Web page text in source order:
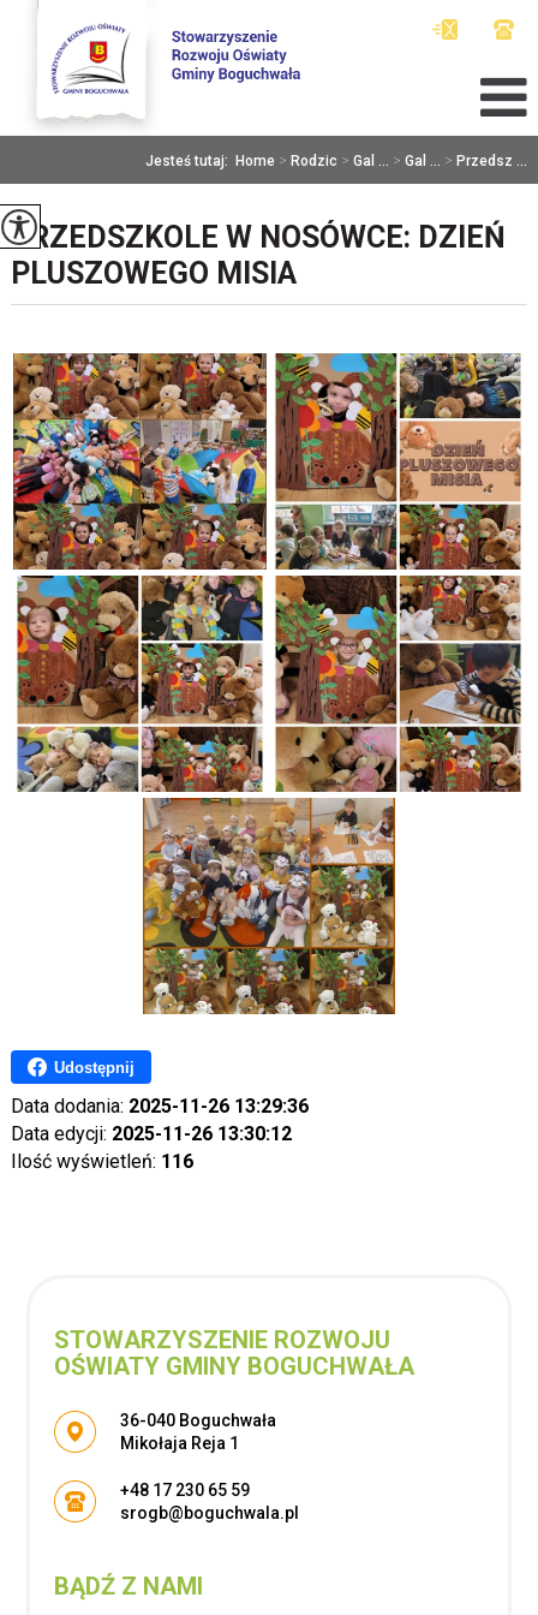
Jesteś tutaj: Home > Rodzic > Gal ... > Gal ... > Przedsz ...
PRZEDSZKOLE W NOSÓWCE: DZIEŃ
PLUSZOWEGO MISIA
Udostępnij
Data dodania: 2025-11-26 13:29:36
Data edycji: 2025-11-26 13:30:12
Ilość wyświetleń: 116
STOWARZYSZENIE ROZWOJU
OŚWIATY GMINY BOGUCHWAŁA
Adres pocztowy:
36-040 Boguchwała
Mikołaja Reja 1
+48 17 230 65 59
srogb@boguchwala.pl
BĄDŹ Z NAMI